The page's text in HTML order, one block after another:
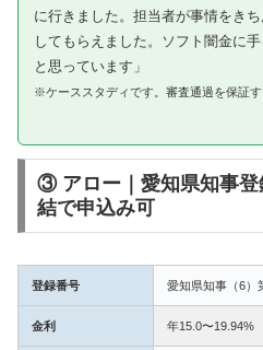
に行きました。担当者が事情をき
してもらえました。ソフト闇金に
と思っています」
※ケーススタディです。審査通過を保証
③ アロー｜愛知県知事
結で申込み可
登録番号 愛知県知事（6）
金利 年15.0〜19.94%